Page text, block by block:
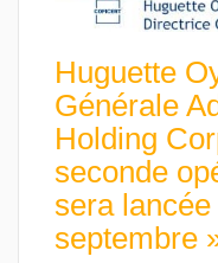
Huguette
Générale
Holding
seconde
sera
septembre